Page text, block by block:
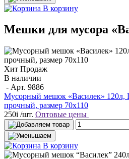
В корзину
Мешки для мусора
Хит Продаж
В наличии
- Арт. 9886
Мусорный мешок «Василек» 120л,
прочный, размер 70х110
250i /шт. Оптовые цены
В корзину